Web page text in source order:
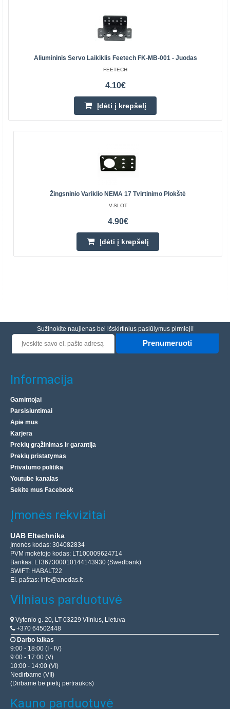
Aliumininis Servo Laikiklis Feetech FK-MB-001 - Juodas
FEETECH
4.10€
Įdėti į krepšelį
Žingsninio Variklio NEMA 17 Tvirtinimo Plokštė
V-SLOT
4.90€
Įdėti į krepšelį
Sužinokite naujienas bei išskirtinius pasiūlymus pirmieji!
Prenumeruoti
Informacija
Gamintojai
Parsisiuntimai
Apie mus
Karjera
Prekių grąžinimas ir garantija
Prekių pristatymas
Privatumo politika
Youtube kanalas
Sekite mus Facebook
Įmonės rekvizitai
UAB Eltechnika
Įmonės kodas: 304082834
PVM mokėtojo kodas: LT100009624714
Bankas: LT367300010144143930 (Swedbank)
SWIFT: HABALT22
El. paštas: info@anodas.lt
Vilniaus parduotuvė
Vytenio g. 20, LT-03229 Vilnius, Lietuva
+370 64502448
Darbo laikas
9:00 - 18:00 (I - IV)
9:00 - 17:00 (V)
10:00 - 14:00 (VI)
Nedirbame (VII)
(Dirbame be pietų pertraukos)
Kauno parduotuvė